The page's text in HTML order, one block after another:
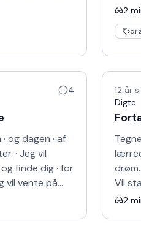
og · vil
rundt
tårer
2
4
og dagen · af
· Jeg vil
finde dig · for
vil vente på
ved livets træ,
12 år
Digte
Vil
2